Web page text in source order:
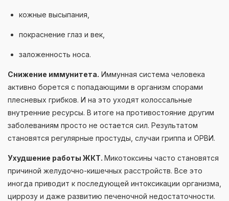
кожные высыпания,
покраснение глаз и век,
заложенность носа.
Снижение иммунитета. Иммунная система человека
активно борется с попадающими в организм спорами
плесневых грибков. И на это уходят колоссальные
внутренние ресурсы. В итоге на противостояние другим
заболеваниям просто не остается сил. Результатом
становятся регулярные простуды, случаи гриппа и ОРВИ.
Ухудшение работы ЖКТ. Микотоксины часто становятся
причиной желудочно-кишечных расстройств. Все это
иногда приводит к последующей интоксикации организма,
циррозу и даже развитию печеночной недостаточности.